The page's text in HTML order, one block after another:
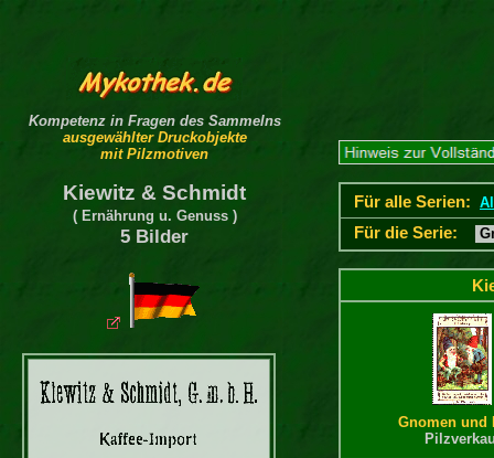
Kompetenz in Fragen des Sammelns
ausgewählter Druckobjekte
mit Pilzmotiven
Kiewitz & Schmidt
( Ernährung u. Genuss )
5 Bilder
Für alle Serien:
Für die Serie:
Gnomen und